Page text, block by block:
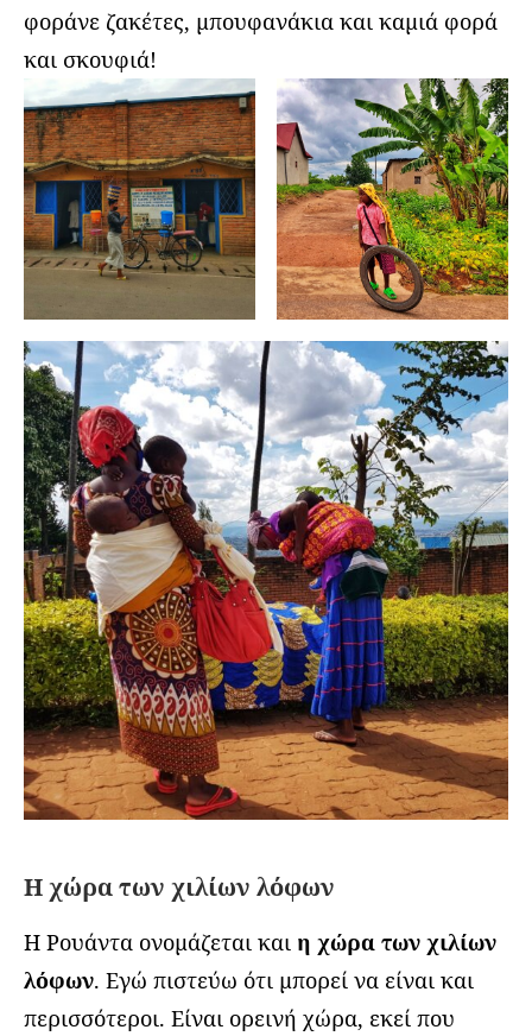
φοράνε ζακέτες, μπουφανάκια και καμιά φορά
και σκουφιά!
Η χώρα των χιλίων λόφων
Η Ρουάντα ονομάζεται και η χώρα των χιλίων
λόφων. Εγώ πιστεύω ότι μπορεί να είναι και
περισσότεροι. Είναι ορεινή χώρα, εκεί που